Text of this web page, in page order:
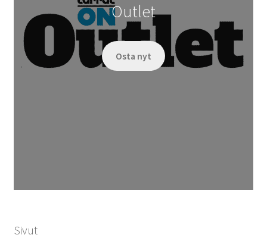
Outlet
Osta nyt
Sivut